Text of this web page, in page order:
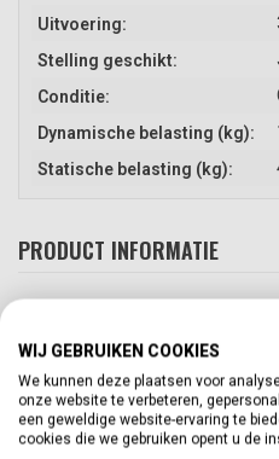
Uitvoering:
Stelling geschikt:
Conditie:
Dynamische belasting (kg):
Statische belasting (kg):
PRODUCT INFORMATIE
WIJ GEBRUIKEN COOKIES
We kunnen deze plaatsen voor
onze website te verbeteren,
een geweldige website-ervaring te
cookies die we gebruiken opent u de